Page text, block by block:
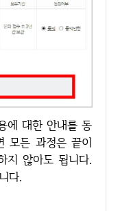
모든 과정은 끝이
지 않아도 됩니다.
다.